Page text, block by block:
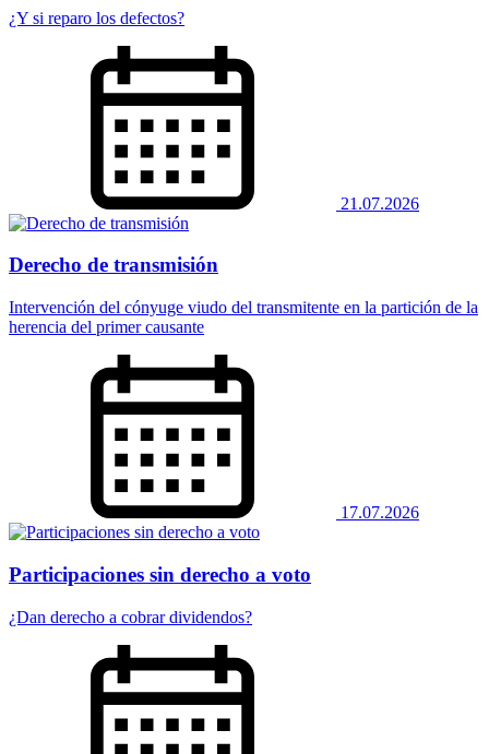
¿Y si reparo los defectos?
21.07.2026
Derecho de transmisión
Intervención del cónyuge viudo del transmitente en la partición de la
herencia del primer causante
17.07.2026
Participaciones sin derecho a voto
¿Dan derecho a cobrar dividendos?